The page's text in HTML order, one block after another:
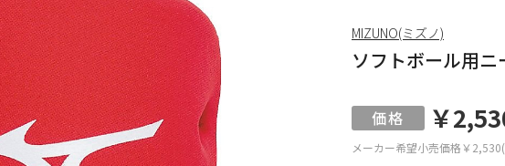
ソフトボール用ニ
メーカー希望小売価格￥
￥
MIZUNO(ミズノ)